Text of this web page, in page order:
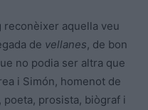
reconèixer aquella veu
de vellanes, de bon
no podia ser altra que
i Simón, homenot de
poeta, prosista, biògraf i